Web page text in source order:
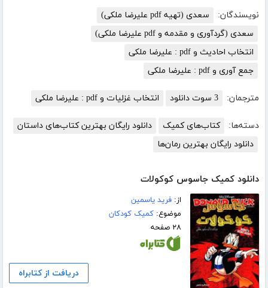
نویسندگان:
سعدی (تهیه pdf علیرضا ملکی)
سعدی (گردآوری و مقدمه و pdf علیرضا ملکی)
انتخاب احادیث و pdf : علیرضا ملکی
جمع آوری و pdf : علیرضا ملکی
مترجمان: 3 سوت دانلود انتخاب غزلیات و pdf : علیرضا ملکی
دسته‌ها: کتاب‌های کمیک
دانلود رایگان بهترین کتاب‌های داستان
دانلود رایگان بهترین رمان‌ها
دانلود کمیک جاسوس کوکولات
از:فرید یاسمین
موضوع:کمیک کودکان
۲۸ صفحه
دریافت از کتابراه